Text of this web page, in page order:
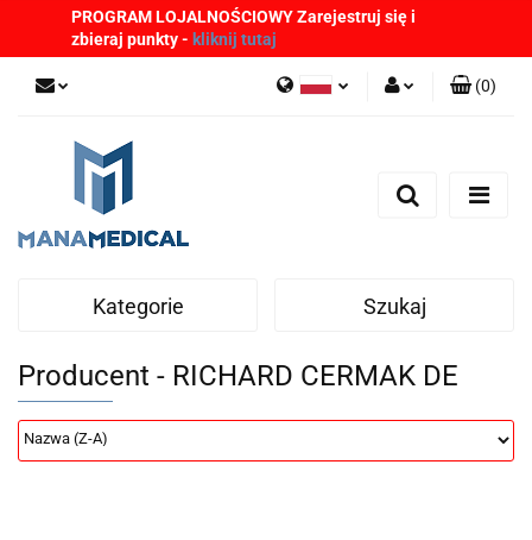
PROGRAM LOJALNOŚCIOWY Zarejestruj się i
zbieraj punkty - kliknij tutaj
Zarejestruj się
(0)
Kategorie Szukaj
Producent - RICHARD CERMAK DE